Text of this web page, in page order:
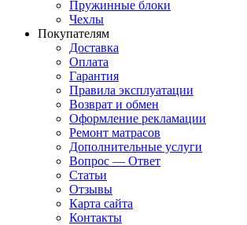
Пружинные блоки
Чехлы
Покупателям
Доставка
Оплата
Гарантия
Правила эксплуатации
Возврат и обмен
Оформление рекламации
Ремонт матрасов
Дополнительные услуги
Вопрос — Ответ
Статьи
Отзывы
Карта сайта
Контакты